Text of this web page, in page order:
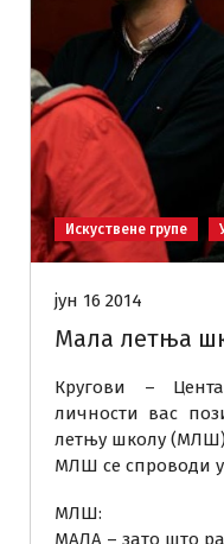
Искуствене групе
јун 16 2014
Мала летња
Кругови –
личности вас
летњу школу
МЛШ се спроводи у
МЛШ:
МАЛА – зато што